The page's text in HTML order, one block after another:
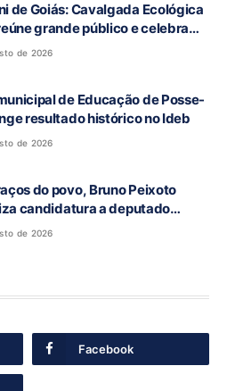
de Goiás: Cavalgada Ecológica
grande público e celebra
religiosa
de 2026
de Educação de Posse-
resultado histórico no Ideb
de 2026
do povo, Bruno Peixoto
candidatura a deputado
em convenção do União Brasil
de 2026
Facebook